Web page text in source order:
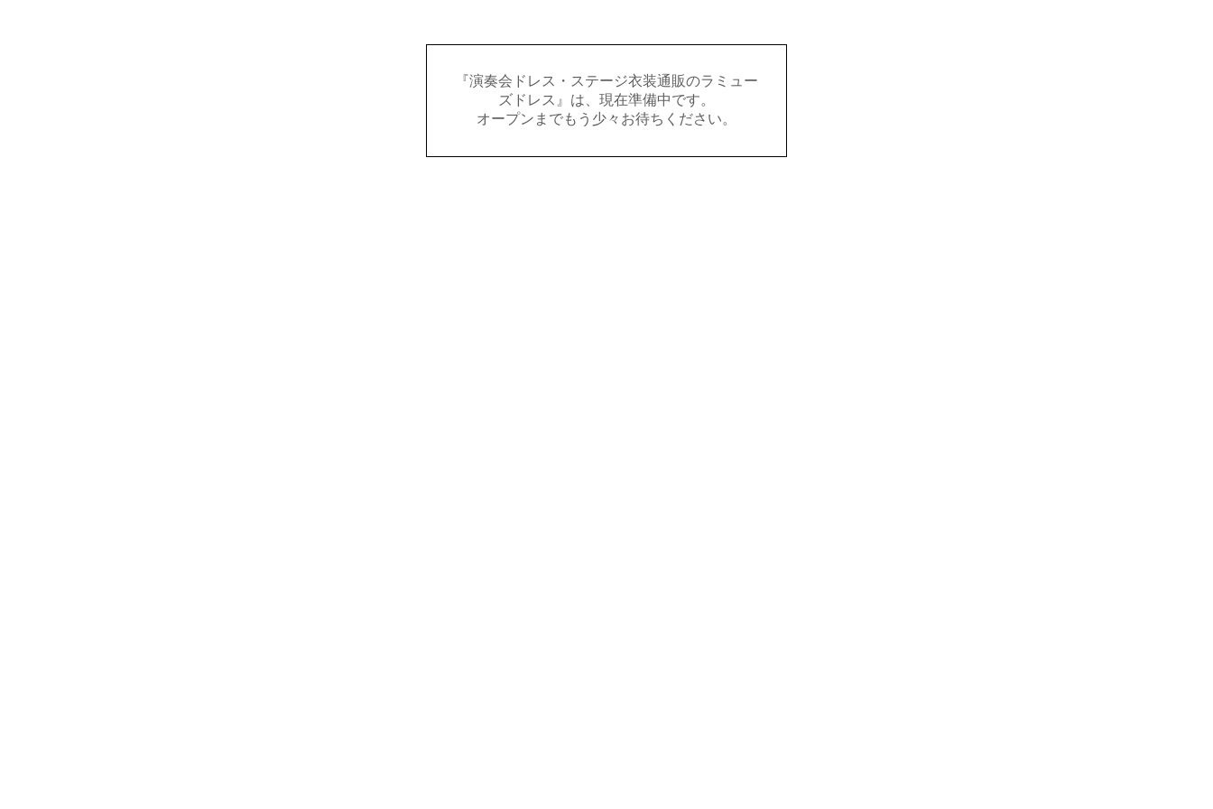
『演奏会ドレス・ステージ衣装通販のラミュー
ズドレス』は、現在準備中です。
オープンまでもう少々お待ちください。